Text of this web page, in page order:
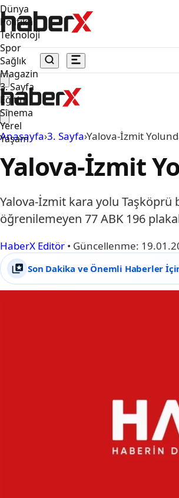
Dünya
Politika
Teknoloji
Spor
Sağlık
Magazin
3. Sayfa
Eğitim
Sinema
Yerel
Yaşam
Anasayfa›3. Sayfa›Yalova-İzmit
Yalova-İzmit
Yalova-İzmit kara yolu
öğrenilemeyen 77 ABK 196
HaberX Editör • Güncellenme:
Son Dakika ve Önemli Haberler